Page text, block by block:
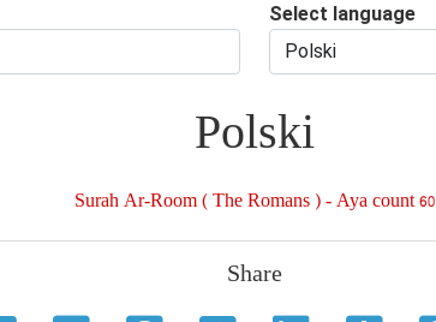
Select language
Polski
Surah Ar-Room ( The Romans ) - Aya count 60
Share